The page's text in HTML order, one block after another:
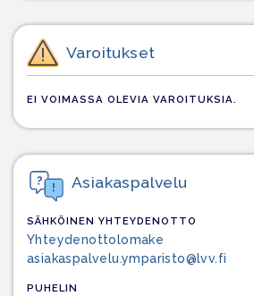
Varoitukset
EI VOIMASSA OLEVIA VAROITUKSIA.
Asiakaspalvelu
SÄHKÖINEN YHTEYDENOTTO
Yhteydenottolomake
asiakaspalvelu.ymparisto@lvv.fi
PUHELIN